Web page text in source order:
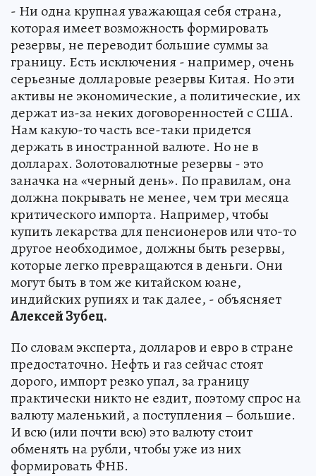
- Ни одна крупная уважающая себя страна,
которая имеет возможность формировать
резервы, не переводит большие суммы за
границу. Есть исключения - например, очень
серьезные долларовые резервы Китая. Но эти
активы не экономические, а политические, их
держат из-за неких договоренностей с США.
Нам какую-то часть все-таки придется
держать в иностранной валюте. Но не в
долларах. Золотовалютные резервы - это
заначка на «черный день». По правилам, она
должна покрывать не менее, чем три месяца
критического импорта. Например, чтобы
купить лекарства для пенсионеров или что-то
другое необходимое, должны быть резервы,
которые легко превращаются в деньги. Они
могут быть в том же китайском юане,
индийских рупиях и так далее, - объясняет
Алексей Зубец.
По словам эксперта, долларов и евро в стране
предостаточно. Нефть и газ сейчас стоят
дорого, импорт резко упал, за границу
практически никто не ездит, поэтому спрос на
валюту маленький, а поступления – большие.
И всю (или почти всю) это валюту стоит
обменять на рубли, чтобы уже из них
формировать ФНБ.